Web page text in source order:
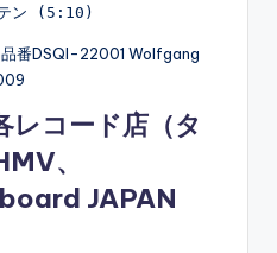
品番DSQI-22001 Wolfgang
コード店（タ
、
JAPAN